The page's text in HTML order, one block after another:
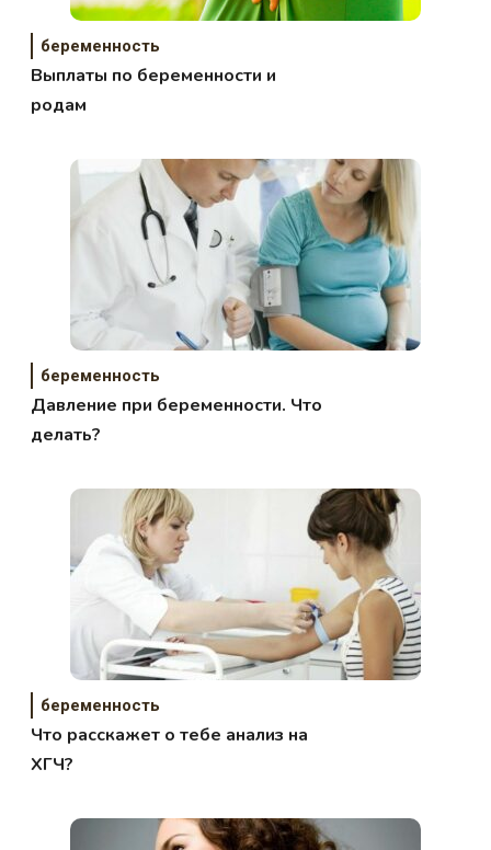
беременность
Выплаты по беременности и
родам
беременность
Давление при беременности. Что
делать?
беременность
Что расскажет о тебе анализ на
ХГЧ?